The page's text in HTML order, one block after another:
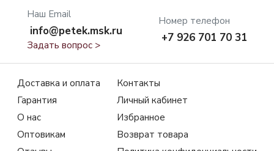
Наш Email
info@petek.msk.ru
Задать вопрос >
Номер телефон
+7 926 701 70 31
Доставка и оплата
Гарантия
О нас
Оптовикам
Контакты
Личный кабинет
Избранное
Возврат товара